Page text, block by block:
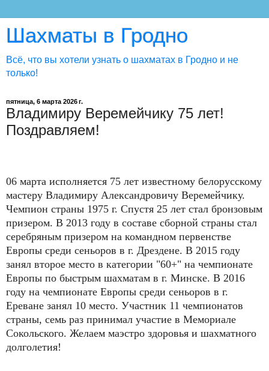
Шахматы в Гродно
Всё, что вы хотели узнать о шахматах в Гродно и не
только!
пятница, 6 марта 2026 г.
Владимиру Веремейчику 75 лет!
Поздравляем!
06 марта исполняется 75 лет известному белорусскому
мастеру Владимиру Александровичу Веремейчику.
Чемпион страны 1975 г. Спустя 25 лет стал бронзовым
призером. В 2013 году в составе сборной страны стал
серебряным призером на командном первенстве
Европы среди сеньоров в г. Дрездене. В 2015 году
занял второе место в категории "60+" на чемпионате
Европы по быстрым шахматам в г. Минске. В 2016
году на чемпионате Европы среди сеньоров в г.
Ереване занял 10 место. Участник 11 чемпионатов
страны, семь раз принимал участие в Мемориале
Сокольского. Желаем маэстро здоровья и шахматного
долголетия!